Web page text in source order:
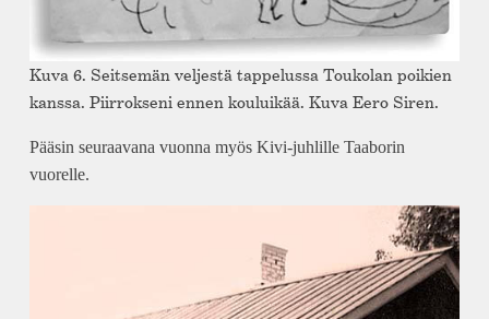
Kuva 6. Seitsemän veljestä tappelussa Toukolan poikien
kanssa. Piirrokseni ennen kouluikää. Kuva Eero Siren.
Pääsin seuraavana vuonna myös Kivi-juhlille Taaborin
vuorelle.